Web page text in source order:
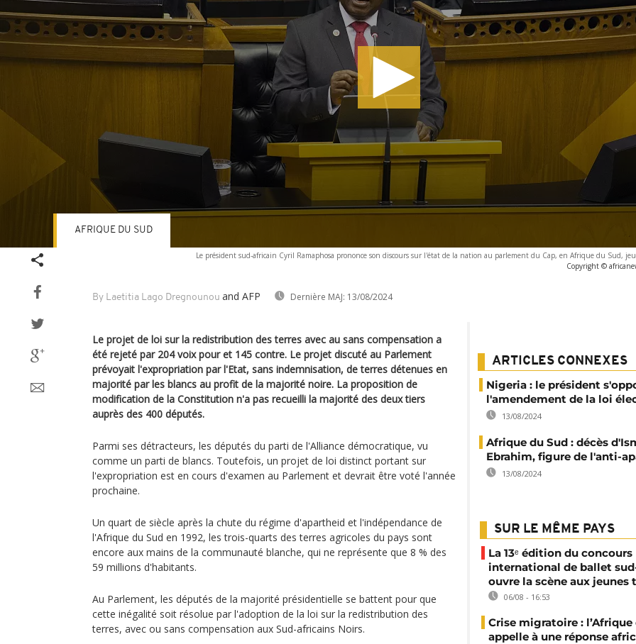
Le président sud-africain Cyril Ramaphosa prononce son discours sur l'état de la nation au parlement du Cap, en Afrique du Sud,
Copyright ©
By Laetitia Lago Dregnounou and AFP Dernière MAJ: 13/08/2024
AFRIQUE DU SUD
Le projet de loi sur la redistribution des terres avec au sans compensation a
été rejeté par 204 voix pour et 145 contre. Le projet discuté au Parlement
prévoyait l'expropriation par l'Etat, sans indemnisation, de terres détenues en
majorité par les blancs au profit de la majorité noire. La proposition de
modification de la Constitution n'a pas recueilli la majorité des deux tiers
auprès des 400 députés.
Parmi ses détracteurs, les députés du parti de l'Alliance démocratique, vu
comme un parti de blancs. Toutefois, un projet de loi distinct portant sur
l'expropriation est en cours d'examen au Parlement et devrait être voté l'année
prochaine.
Un quart de siècle après la chute du régime d'apartheid et l'indépendance de
l'Afrique du Sud en 1992, les trois-quarts des terres agricoles du pays sont
encore aux mains de la communauté blanche, qui ne représente que 8 % des
59 millions d'habitants.
Au Parlement, les députés de la majorité présidentielle se battent pour que
cette inégalité soit résolue par l'adoption de la loi sur la redistribution des
terres, avec ou sans compensation aux Sud-africains Noirs.
ARTICLES CONNEXES
Nigeria : le président
l'amendement de la loi
13/08/2024
Afrique du Sud : décès
Ebrahim, figure de l'anti-
13/08/2024
SUR LE MÊME PAYS
La 13ᵉ édition du concours
international de ballet
ouvre la scène aux jeunes
06/08 - 16:53
Crise migratoire : l’Afrique
appelle à une réponse